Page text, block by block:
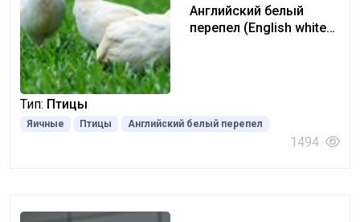
Английский белый
перепел (English white
Тип: Птицы
Яичные Птицы Английский белый перепел
1494